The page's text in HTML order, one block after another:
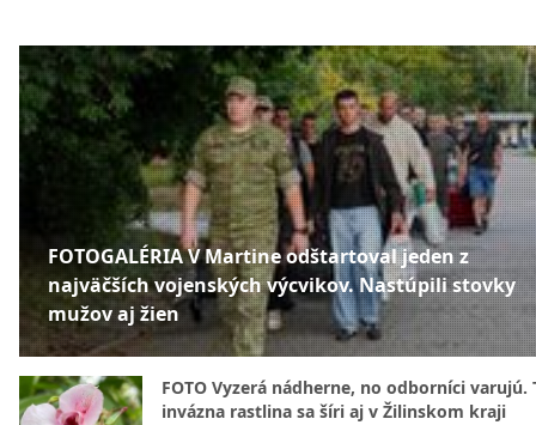
FOTOGALÉRIA V Martine odštartoval jeden z
najväčších vojenských výcvikov. Nastúpili stovky
mužov aj žien
FOTO Vyzerá nádherne, no odborníci varujú.
invázna rastlina sa šíri aj v Žilinskom kraji